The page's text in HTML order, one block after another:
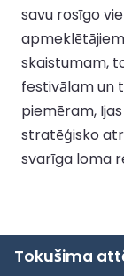
savu rosīgo
skaistumam,
festivālam un
piemēram,
stratēģisko
svarīga loma
Tokušima